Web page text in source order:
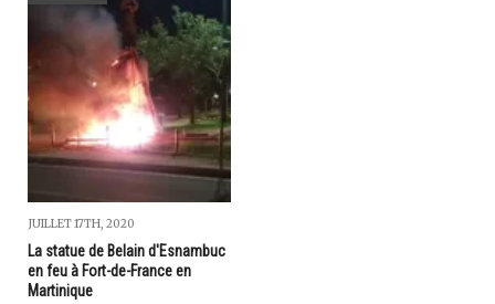
JUILLET 17TH, 2020
La statue de Belain d'Esnambuc
en feu à Fort-de-France en
Martinique